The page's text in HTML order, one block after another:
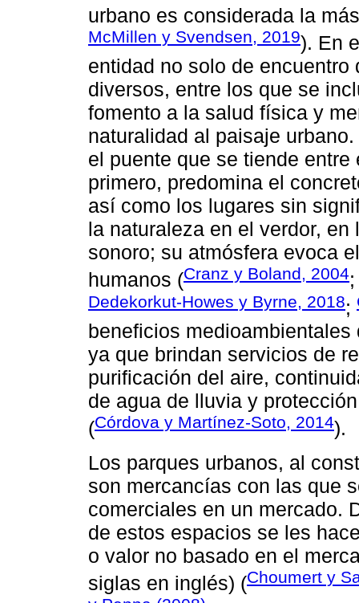
urbano es considerada la
McMillen y Svendsen, 2019). En
entidad no solo de
diversos, entre los que se
fomento a la salud física y
naturalidad al paisaje
el puente que se tiende
primero, predomina el
así como los lugares sin
la naturaleza en el verdor,
sonoro; su atmósfera evoca
humanos (Cranz y Boland, 2004
Dedekorkut-Howes y Byrne, 2018;
beneficios
ya que brindan servicios de
purificación del aire,
de agua de lluvia y
(Córdova y Martínez-Soto, 2014).
Los parques urbanos, al
son mercancías con las que
comerciales en un mercado.
de estos espacios se les
o valor no basado en el
siglas en inglés) (Choumert y